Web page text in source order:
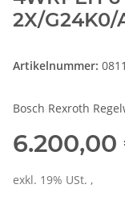
2X/G24K0/
Artikelnummer:
Bosch Rexroth
exkl. 19% USt. ,